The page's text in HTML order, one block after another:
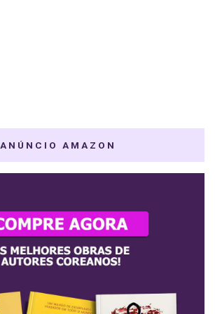
ANÚNCIO AMAZON